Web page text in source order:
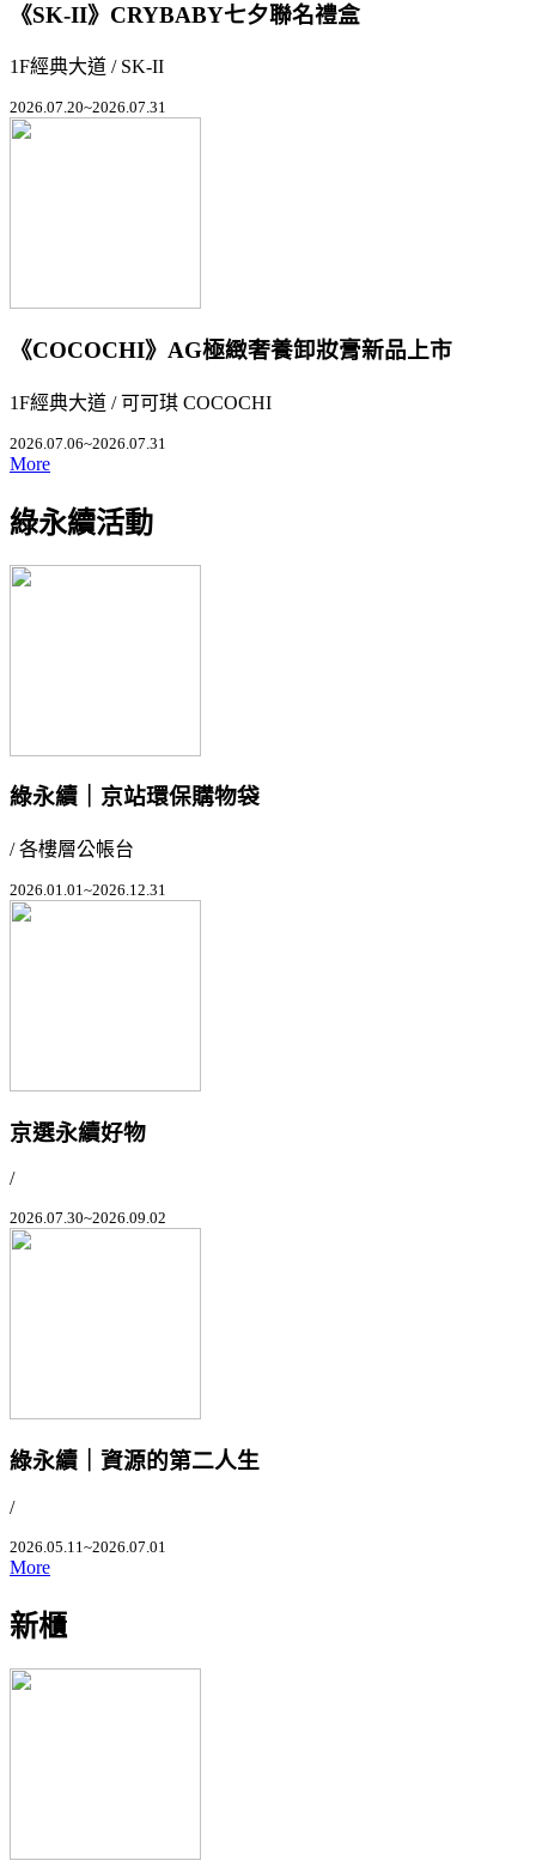
《SK-II》CRYBABY七夕聯名禮盒
1F經典大道 / SK-II
2026.07.20~2026.07.31
《COCOCHI》AG極緻奢養卸妝膏新品上市
1F經典大道 / 可可琪 COCOCHI
2026.07.06~2026.07.31
More
綠永續活動
綠永續｜京站環保購物袋
/ 各樓層公帳台
2026.01.01~2026.12.31
京選永續好物
/
2026.07.30~2026.09.02
綠永續｜資源的第二人生
/
2026.05.11~2026.07.01
More
新櫃